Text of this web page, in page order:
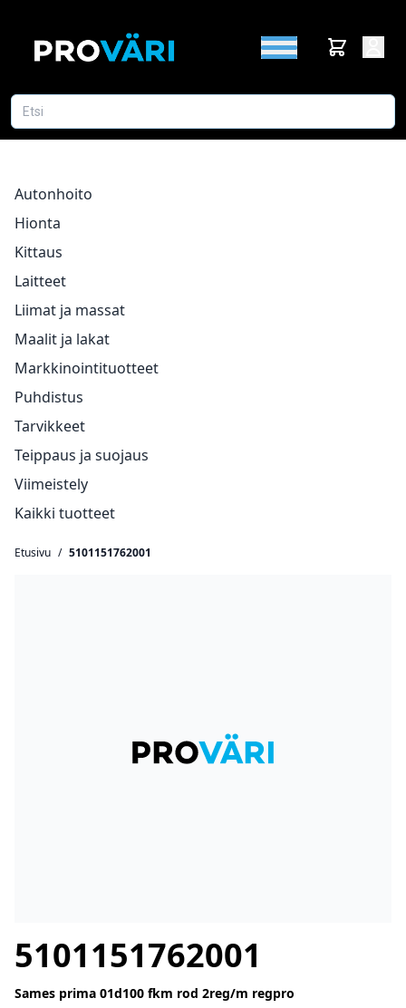
Autonhoito
Hionta
Kittaus
Laitteet
Liimat ja massat
Maalit ja lakat
Markkinointituotteet
Puhdistus
Tarvikkeet
Teippaus ja suojaus
Viimeistely
Kaikki tuotteet
Etusivu / 5101151762001
5101151762001
Sames prima 01d100 fkm rod 2reg/m regpro